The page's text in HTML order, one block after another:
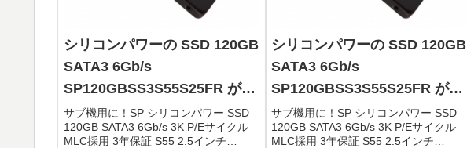
シリコンパワーの SSD 120GB
SATA3 6Gb/s
SP120GBSS3S55S25FR がタ
イムセールで3,995円！
サブ機用に！SP シリコンパワー SSD
120GB SATA3 6Gb/s 3K P/Eサイクル
MLC採用 3年保証 S55 2.5インチ
シリコンパワーの SSD 120GB
SATA3 6Gb/s
SP120GBSS3S55S25FR がタ
イムセールで4,185円！
サブ機用に！SP シリコンパワー SSD
120GB SATA3 6Gb/s 3K P/Eサイクル
MLC採用 3年保証 S55 2.5インチ